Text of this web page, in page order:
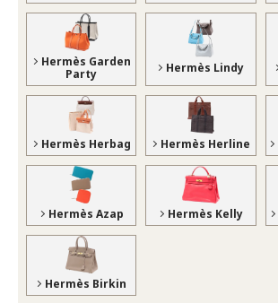
Hermès Garden
Party
Hermès Lindy
Hermès Herbag Hermès Herline
Hermès Azap Hermès Kelly
Hermès Birkin